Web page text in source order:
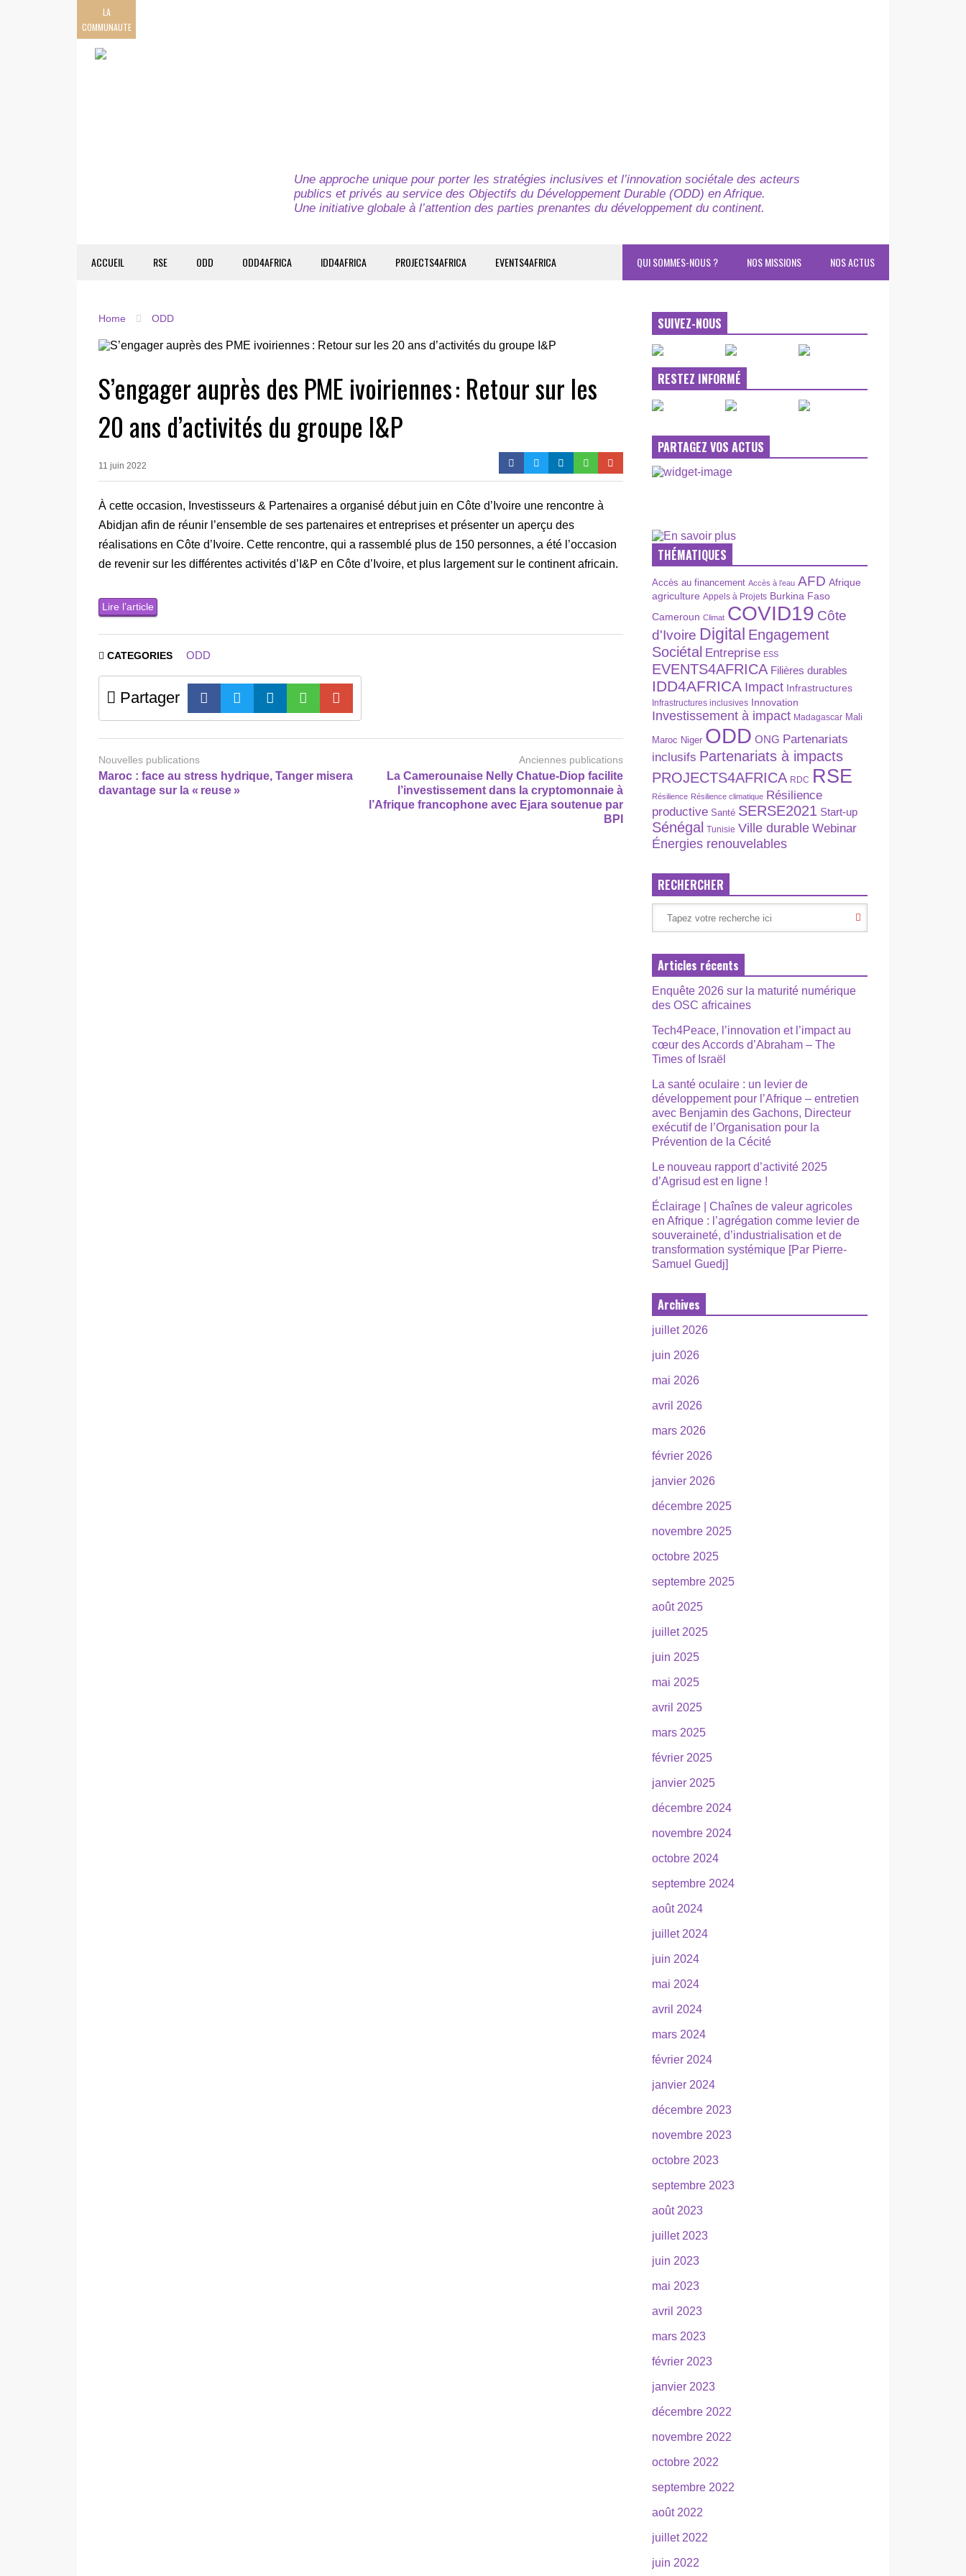
LA
COMMUNAUTE
Une approche unique pour porter les stratégies inclusives et l’innovation sociétale des acteurs
publics et privés au service des Objectifs du Développement Durable (ODD) en Afrique.
Une initiative globale à l’attention des parties prenantes du développement du continent.
ACCUEIL RSE ODD ODD4AFRICA IDD4AFRICA PROJECTS4AFRICA EVENTS4AFRICA NOS ACTUS
NOS MISSIONS
QUI SOMMES-NOUS ?
Home ODD
S’engager auprès des PME ivoiriennes : Retour sur les
20 ans d’activités du groupe I&P
11 juin 2022
À cette occasion, Investisseurs & Partenaires a organisé début juin en Côte d’Ivoire une rencontre à
Abidjan afin de réunir l’ensemble de ses partenaires et entreprises et présenter un aperçu des
réalisations en Côte d’Ivoire. Cette rencontre, qui a rassemblé plus de 150 personnes, a été l’occasion
de revenir sur les différentes activités d’I&P en Côte d’Ivoire, et plus largement sur le continent africain.
Lire l’article
CATEGORIES ODD
Partager
Nouvelles publications
Maroc : face au stress hydrique, Tanger misera
davantage sur la « reuse »
Anciennes publications
La Camerounaise Nelly Chatue-Diop facilite
l’investissement dans la cryptomonnaie à
l’Afrique francophone avec Ejara soutenue par
BPI
SUIVEZ-NOUS
RESTEZ INFORMÉ
PARTAGEZ VOS ACTUS
THÉMATIQUES
Accès au financement Accès à l’eau AFD Afrique
agriculture Appels à Projets Burkina Faso
Cameroun Climat COVID19 Côte
d'Ivoire Digital Engagement
Sociétal Entreprise ESS
EVENTS4AFRICA Filières durables
IDD4AFRICA Impact Infrastructures
Infrastructures inclusives Innovation
Investissement à impact Madagascar Mali
Maroc Niger ODD ONG Partenariats
inclusifs Partenariats à impacts
PROJECTS4AFRICA RDC RSE
Résilience Résilience climatique Résilience
productive Santé SERSE2021 Start-up
Sénégal Tunisie Ville durable Webinar
Énergies renouvelables
RECHERCHER
Articles récents
Enquête 2026 sur la maturité numérique
des OSC africaines
Tech4Peace, l’innovation et l’impact au
cœur des Accords d’Abraham – The
Times of Israël
La santé oculaire : un levier de
développement pour l’Afrique – entretien
avec Benjamin des Gachons, Directeur
exécutif de l’Organisation pour la
Prévention de la Cécité
Le nouveau rapport d’activité 2025
d’Agrisud est en ligne !
Éclairage | Chaînes de valeur agricoles
en Afrique : l’agrégation comme levier de
souveraineté, d’industrialisation et de
transformation systémique [Par Pierre-
Samuel Guedj]
Archives
juillet 2026
juin 2026
mai 2026
avril 2026
mars 2026
février 2026
janvier 2026
décembre 2025
novembre 2025
octobre 2025
septembre 2025
août 2025
juillet 2025
juin 2025
mai 2025
avril 2025
mars 2025
février 2025
janvier 2025
décembre 2024
novembre 2024
octobre 2024
septembre 2024
août 2024
juillet 2024
juin 2024
mai 2024
avril 2024
mars 2024
février 2024
janvier 2024
décembre 2023
novembre 2023
octobre 2023
septembre 2023
août 2023
juillet 2023
juin 2023
mai 2023
avril 2023
mars 2023
février 2023
janvier 2023
décembre 2022
novembre 2022
octobre 2022
septembre 2022
août 2022
juillet 2022
juin 2022